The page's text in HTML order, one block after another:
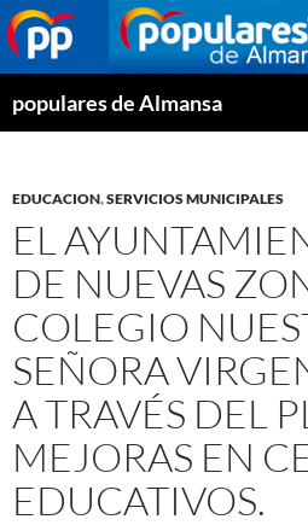
populares de Almansa
EDUCACION,SERVICIOS MUNICIPALES
EL
DE NUEVAS
COLEGIO
SEÑORA
A TRAVÉS DEL
MEJORAS EN
EDUCATIVOS.